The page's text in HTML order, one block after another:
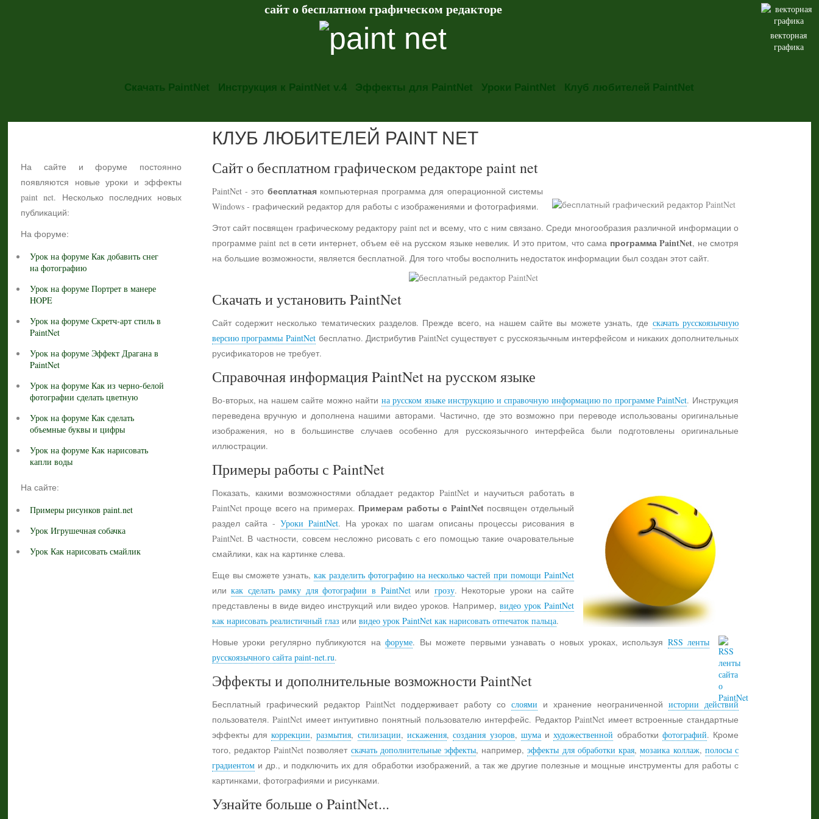
векторная
графика
сайт о бесплатном графическом редакторе
Скачать PaintNet Инструкция к PaintNet v.4 Эффекты для PaintNet Уроки PaintNet Клуб любителей PaintNet
На сайте и форуме постоянно
появляются новые уроки и эффекты
paint net. Несколько последних новых
публикаций:
На форуме:
Урок на форуме Как добавить снег
на фотографию
Урок на форуме Портрет в манере
HOPE
Урок на форуме Скретч-арт стиль в
PaintNet
Урок на форуме Эффект Драгана в
PaintNet
Урок на форуме Как из черно-белой
фотографии сделать цветную
Урок на форуме Как сделать
объемные буквы и цифры
Урок на форуме Как нарисовать
капли воды
На сайте:
Примеры рисунков paint.net
Урок Игрушечная собачка
Урок Как нарисовать смайлик
КЛУБ ЛЮБИТЕЛЕЙ PAINT NET
Сайт о бесплатном графическом редакторе paint net
PaintNet - это бесплатнаякомпьютерная программа для операционной системы
Windows - графический редактор для работы с изображениями и фотографиями.
Этот сайт посвящен графическому редактору paint net и всему, что с ним связано. Среди многообразия различной информации о
программе paint net в сети интернет, объем её на русском языке невелик. И это притом, что сама программа PaintNet, не смотря
на большие возможности, является бесплатной. Для того чтобы восполнить недостаток информации был создан этот сайт.
Скачать и установить PaintNet
Сайт содержит несколько тематических разделов. Прежде всего, на нашем сайте вы можете узнать, где скачать русскоязычную
версию программы PaintNetбесплатно. Дистрибутив PaintNet существует с русскоязычным интерфейсом и никаких дополнительных
русификаторов не требует.
Справочная информация PaintNet на русском языке
Во-вторых, на нашем сайте можно найти на русском языке инструкцию и справочную информацию по программе PaintNet. Инструкция
переведена вручную и дополнена нашими авторами. Частично, где это возможно при переводе использованы оригинальные
изображения, но в большинстве случаев особенно для русскоязычного интерфейса были подготовлены оригинальные
иллюстрации.
Примеры работы с PaintNet
Показать, какими возможностями обладает редактор PaintNet и научиться работать в
PaintNet проще всего на примерах. Примерам работы с PaintNetпосвящен отдельный
раздел сайта -Уроки PaintNet. На уроках по шагам описаны процессы рисования в
PaintNet. В частности, совсем несложно рисовать с его помощью такие очаровательные
смайлики, как на картинке слева.
Еще вы сможете узнать,как разделить фотографию на несколько частей при помощи PaintNet
иликак сделать рамку для фотографии в PaintNetили грозу. Некоторые уроки на сайте
представлены в виде видео инструкций или видео уроков. Например,видео урок PaintNet
как нарисовать реалистичный глаз или видео урок PaintNet как нарисовать отпечаток пальца.
Новые уроки регулярно публикуются нафоруме. Вы можете первыми узнавать о новых уроках, используя RSS ленты
русскоязычного сайта paint-net.ru.
Эффекты и дополнительные возможности PaintNet
Бесплатный графический редактор PaintNet поддерживает работу со слоями и хранение неограниченной истории действий
пользователя. PaintNet имеет интуитивно понятный пользователю интерфейс. Редактор PaintNet имеет встроенные стандартные
эффекты длякоррекции,размытия, стилизации, искажения,создания узоров, шумаихудожественной обработки фотографий. Кроме
того, редактор PaintNet позволяет скачать дополнительные эффекты, например,эффекты для обработки края,мозаика коллаж, полосы с
градиентоми др., и подключить их для обработки изображений, а так же другие полезные и мощные инструменты для работы с
картинками, фотографиями и рисунками.
Узнайте больше о PaintNet...